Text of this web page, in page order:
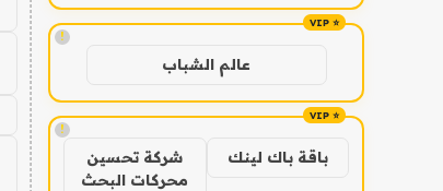
!
عالم الشباب
!
باقة باك لينك
شركة تحسين
محركات البحث